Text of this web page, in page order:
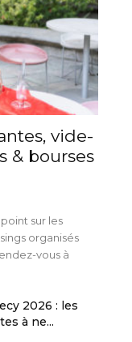
vide-
& bourses
sur les
organisés
vous à
2026 : les
à ne...